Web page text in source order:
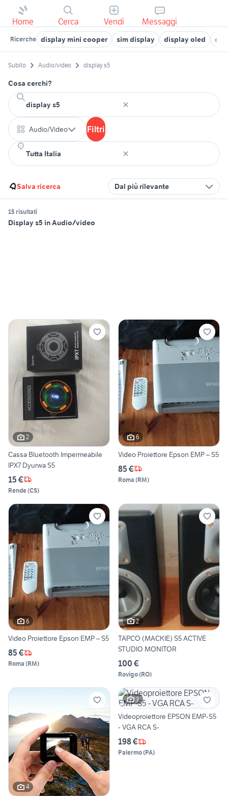
Home Cerca Vendi Messaggi
Ricerche display mini cooper sim display display oled
Subito Audio/video display s5
Cosa cerchi?
Audio/Video Filtri
Salva ricerca Dal più rilevante
15 risultati
Display s5 in Audio/video
2
Cassa Bluetooth Impermeabile
IPX7 Dyurwa S5
15 €
Rende(CS)
6
Video Proiettore Epson EMP – S5
85 €
Roma (RM)
6
Video Proiettore Epson EMP – S5
85 €
Roma (RM)
2
TAPCO (MACKIE) S5 ACTIVE
STUDIO MONITOR
100 €
Rovigo(RO)
4
3
Videoproiettore EPSON EMP-S5
- VGA RCA S-
198 €
Palermo(PA)